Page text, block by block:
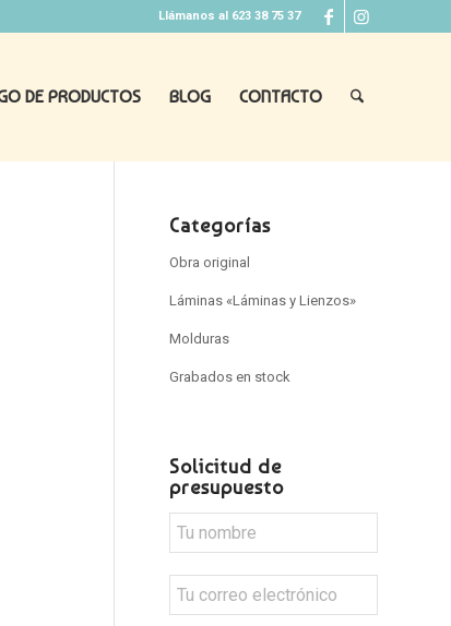
Llámanos al 623 38 75 37
DE PRODUCTOS BLOG CONTACTO
Categorías
Obra original
Láminas «Láminas y Lienzos»
Molduras
Grabados en stock
Solicitud de
presupuesto